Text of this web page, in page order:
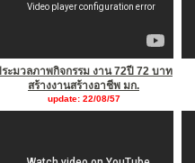
ะมวลภาพกิจกรรม งาน 72ปี 72 บาท
สร้างงานสร้างอาชีพ มก.
update: 22/08/57